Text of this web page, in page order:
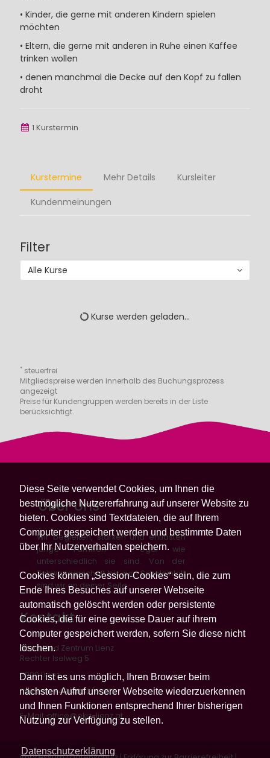
Diese Seite verwendet Cookies, um Ihnen die
bestmögliche Nutzererfahrung auf unserer Website zu
bieten. Cookies sind Textdateien, die auf Ihrem
Computer gespeichert werden und bestimmte Daten
über Ihr Nutzerverhalten speichern.
Cookies können „Session-Cookies“ sein, die zum
Ende Ihres Besuches auf unserer Webseite
automatisch gelöscht werden oder persistente
Cookies, die für eine gewisse Dauer auf ihrem
Computer gespeichert werden, sofern Sie diese nicht
löschen.
Dann ist es uns möglich, Ihren Browser beim
nächsten Aufruf unserer Webseite wiederzuerkennen
und Ihnen Funktionen entsprechend Ihrer bisherigen
Nutzung zur Verfügung zu stellen.
Datenschutzerklärung
• Kinder, die gerne mit anderen Kindern spielen
möchten
• Eltern, die gerne mit anderen in Ruhe einen Kaffee
trinken wollen
• denen manchmal die Decke auf den Kopf zu fallen
droht
1 Kurstermin
Kurstermine Mehr Details Kursleiter
Kundenmeinungen
Filter
Alle Kurse
Kurse werden geladen...
*steuerfrei
Mitgliedspreise werden innerhalb des Buchungsprozess
angezeigt
Preise für Kundengruppen werden bereits in der Liste
berücksichtigt.
Über Uns
Wir begleiten, stärken und entlasten
junge Familien – egal wie
unterschiedlich sie sind. Von der
Schwangerschaft bis zum Schuleintritt
sind wir an deiner Seite.
Kontakt
Eltern Kind Zentrum Lienz
Rechter Iselweg 5
9900 Lienz
Telefon: +43/4852/61322
E-Mail: office@ekiz-lienz.at